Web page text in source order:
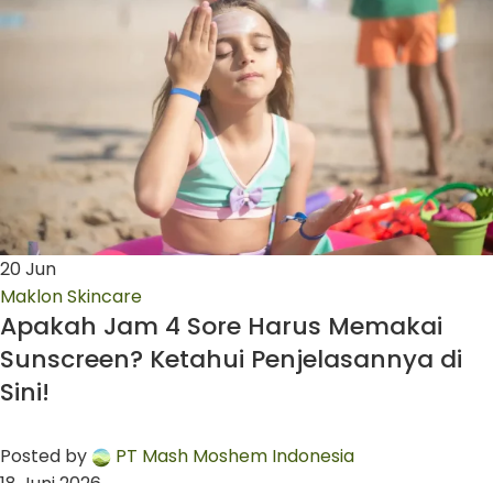
20Jun
Maklon Skincare
Apakah Jam 4 Sore Harus Memakai
Sunscreen? Ketahui Penjelasannya di
Sini!
Posted by
PT Mash Moshem Indonesia